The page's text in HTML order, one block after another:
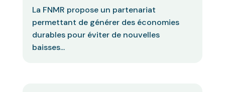
La FNMR propose un partenariat
permettant de générer des économies
durables pour éviter de nouvelles
baisses...